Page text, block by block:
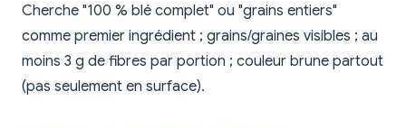
Cherche "100 % blé complet" ou "grains entiers"
comme premier ingrédient ; grains/graines visibles ; au
moins 3 g de fibres par portion ; couleur brune partout
(pas seulement en surface).